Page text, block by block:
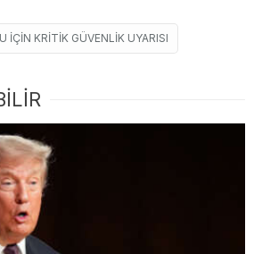
IÇIN KRITIK GÜVENLIK UYARISI